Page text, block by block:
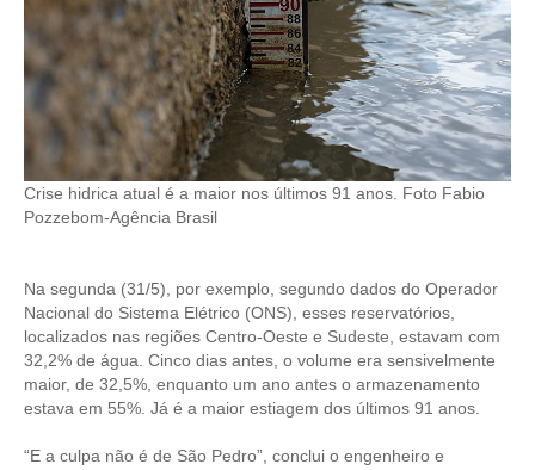
JURÍDICO
CONSULTORIA
ACORDOS, CONVENÇÕES E DISSÍDIOS
CONTRIBUIÇÕES
CONTRIBUIÇÃO ASSISTENCIAL
CONTRIBUIÇÃO SINDICAL URBANA
REVISÃO DE APOSENTADORIA
FGTS EXPURGOS
Crise hidrica atual é a maior nos últimos 91 anos. Foto Fabio
Pozzebom-Agência Brasil
Na segunda (31/5), por exemplo, segundo dados do Operador
Nacional do Sistema Elétrico (ONS), esses reservatórios,
localizados nas regiões Centro-Oeste e Sudeste, estavam com
32,2% de água. Cinco dias antes, o volume era sensivelmente
maior, de 32,5%, enquanto um ano antes o armazenamento
estava em 55%. Já é a maior estiagem dos últimos 91 anos.
“E a culpa não é de São Pedro”, conclui o engenheiro e